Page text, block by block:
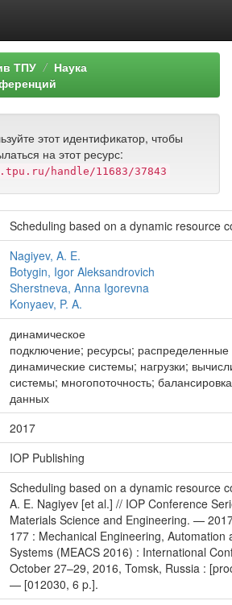
ТПУ
Наука
этот идентификатор, чтобы
на этот ресурс:
handle/11683/37843
Scheduling based on a dynamic resource
Nagiyev, A. E.
Botygin, Igor Aleksandrovich
Sherstneva, Anna Igorevna
Konyaev, P. A.
динамическое
подключение; ресурсы; распределенные
динамические системы; нагрузки;
системы; многопоточность;
данных
2017
IOP Publishing
Scheduling based on a dynamic resource
A. E. Nagiyev [et al.] // IOP Conference
Materials Science and Engineering. —
177 : Mechanical Engineering, Automation
Systems (MEACS 2016) : International
October 27–29, 2016, Tomsk, Russia :
— [012030, 6 p.].